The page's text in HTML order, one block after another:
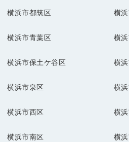
横浜市都筑区 横
横浜市青葉区 横
横浜市保土ケ谷区 横
横浜市泉区 横
横浜市西区 横
横浜市南区 横